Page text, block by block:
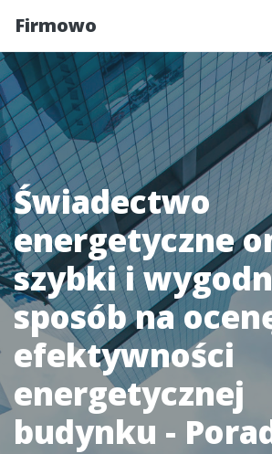
Firmowo
Świadectwo
energetyczne
szybki i
sposób na
efektywności
energetycznej
budynku -